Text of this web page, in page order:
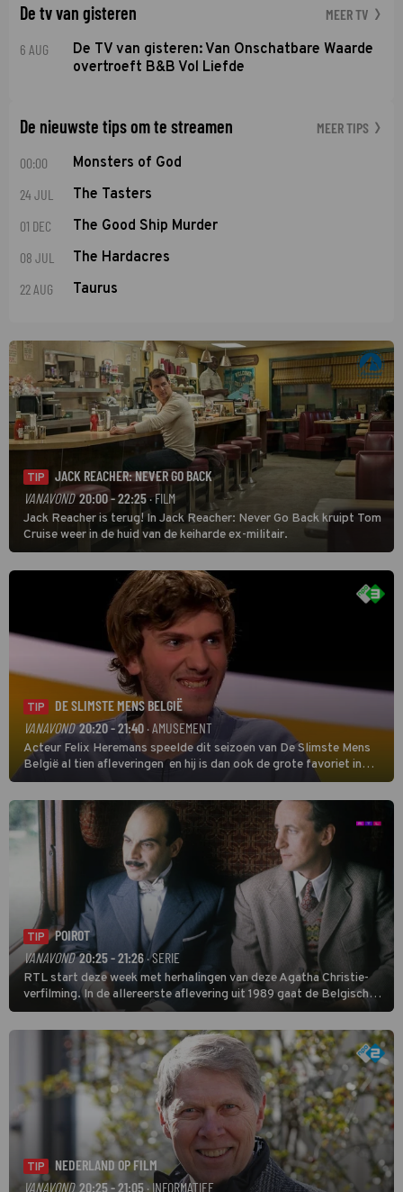
De tv van gisteren MEER TV
6 AUG
De TV van gisteren: Van Onschatbare Waarde
overtroeft B&B Vol Liefde
De nieuwste tips om te streamen MEER TIPS
00:00 Monsters of God
24 JUL The Tasters
01 DEC The Good Ship Murder
08 JUL The Hardacres
22 AUG Taurus
TIP
JACK REACHER: NEVER GO BACK
VANAVOND 20:00 - 22:25 · FILM
Jack Reacher is terug! In Jack Reacher: Never Go Back kruipt Tom
Cruise weer in de huid van de keiharde ex-militair.
TIP
DE SLIMSTE MENS BELGIË
VANAVOND 20:20 - 21:40· AMUSEMENT
Acteur Felix Heremans speelde dit seizoen van De Slimste Mens
België al tien afleveringen en hij is dan ook de grote favoriet in
deze seizoensfinale. En er is Nederlandse inbreng, want komiek
Soundos El Ahmadi neemt plaats aan de jurytafel.
TIP
POIROT
VANAVOND 20:25 - 21:26 · SERIE
RTL start deze week met herhalingen van deze Agatha Christie-
verfilming. In de allereerste aflevering uit 1989 gaat de Belgische
speurder op zoek naar een vermiste kok. Poirot raakt al snel
verwikkeld in een moordzaak. (HH)
TIP
NEDERLAND OP FILM
VANAVOND 20:25 - 21:05· INFORMATIEF